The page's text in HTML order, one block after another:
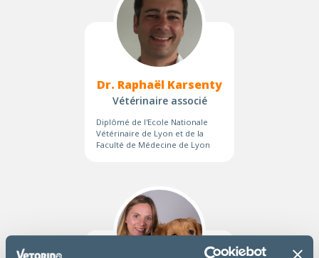
Dr. Raphaël Karsenty
Vétérinaire associé
Diplômé de l'Ecole Nationale
Vétérinaire de Lyon et de la
Faculté de Médecine de Lyon